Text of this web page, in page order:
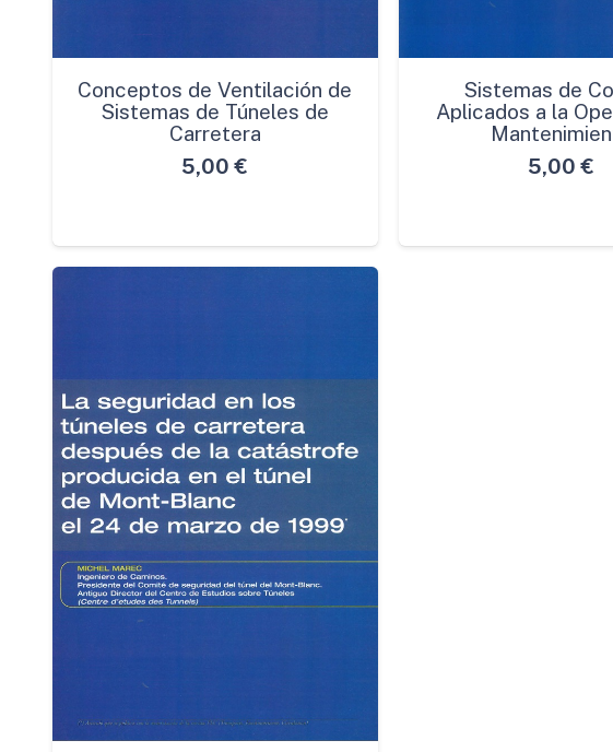
Conceptos de Ventilación de
Sistemas de Túneles de
Carretera
5,00 €
Sistemas de
Aplicados a la
5,00 €